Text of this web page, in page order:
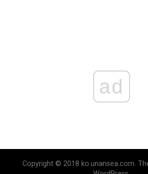
ad
Copyright © 2018 ko.unansea.com.